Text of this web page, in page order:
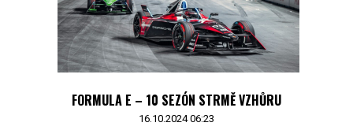
FORMULA E – 10 SEZÓN STRMĚ VZHŮRU
16.10.2024 06:23